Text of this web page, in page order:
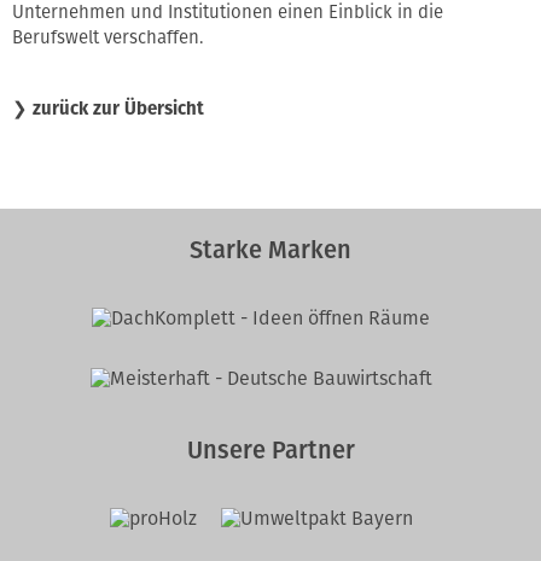
Unternehmen und Institutionen einen Einblick in die
Berufswelt verschaffen.
❯ zurück zur Übersicht
Starke Marken
Unsere Partner